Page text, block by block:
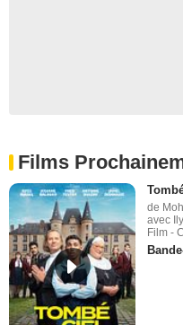
Films
de
avec
Film -